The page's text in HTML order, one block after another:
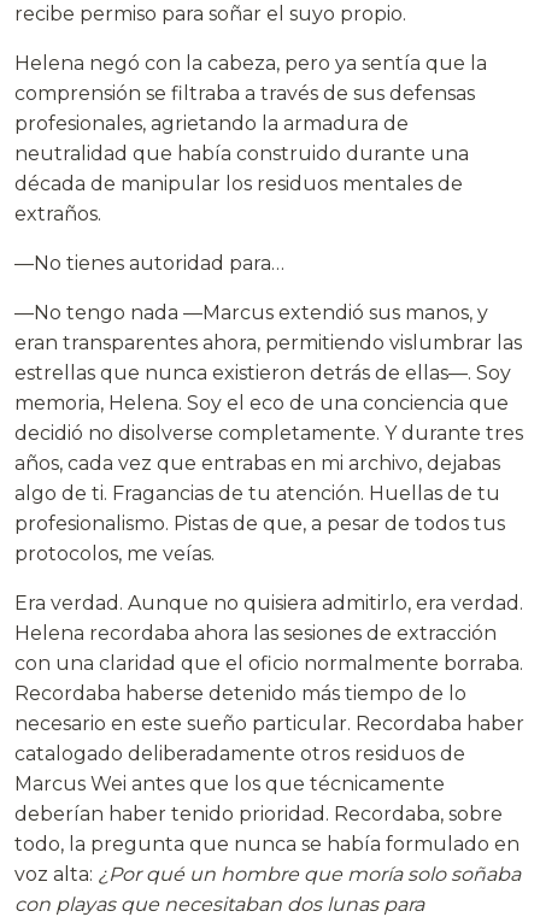
recibe permiso para soñar el suyo propio.
Helena negó con la cabeza, pero ya sentía que la
comprensión se filtraba a través de sus defensas
profesionales, agrietando la armadura de
neutralidad que había construido durante una
década de manipular los residuos mentales de
extraños.
—No tienes autoridad para…
—No tengo nada —Marcus extendió sus manos, y
eran transparentes ahora, permitiendo vislumbrar las
estrellas que nunca existieron detrás de ellas—. Soy
memoria, Helena. Soy el eco de una conciencia que
decidió no disolverse completamente. Y durante tres
años, cada vez que entrabas en mi archivo, dejabas
algo de ti. Fragancias de tu atención. Huellas de tu
profesionalismo. Pistas de que, a pesar de todos tus
protocolos, me veías.
Era verdad. Aunque no quisiera admitirlo, era verdad.
Helena recordaba ahora las sesiones de extracción
con una claridad que el oficio normalmente borraba.
Recordaba haberse detenido más tiempo de lo
necesario en este sueño particular. Recordaba haber
catalogado deliberadamente otros residuos de
Marcus Wei antes que los que técnicamente
deberían haber tenido prioridad. Recordaba, sobre
todo, la pregunta que nunca se había formulado en
voz alta: ¿Por qué un hombre que moría solo soñaba
con playas que necesitaban dos lunas para